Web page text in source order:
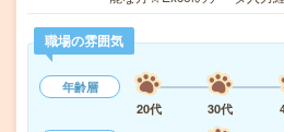
職場の雰囲気
年齢層
20代
30代